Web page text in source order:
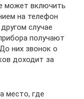
может включить
на телефон
случае
получают
них звонок о
доходит за
место, где